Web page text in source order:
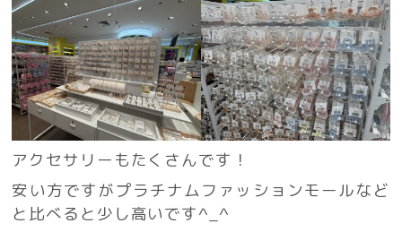
アクセサリーもたくさんです！
安い方ですがプラチナムファッションモールなど
と比べると少し高いです^_^